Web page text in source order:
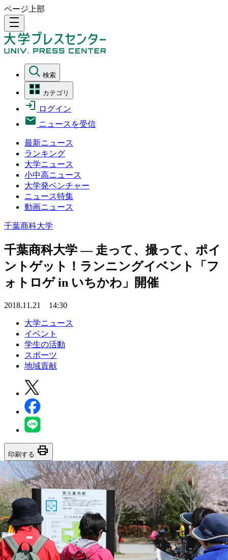
ページ上部
density_medium
検索
カテゴリ
ログイン
ニュースを受信
最新ニュース
ランキング
大学ニュース
小中高ニュース
大学発ベンチャー
ニュース特集
動画ニュース
千葉商科大学
千葉商科大学 — 走って、撮って、ポイ
ントゲット！ランニングイベント「フ
ォトロゲ in いちかわ」開催
2018.11.21 14:30
大学ニュース
イベント
学生の活動
スポーツ
地域貢献
印刷する print